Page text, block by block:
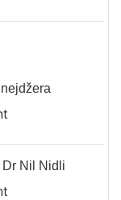
Nil Nidli